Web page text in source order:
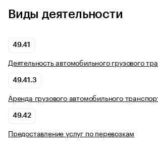
Виды деятельности
49.41
Деятельность автомобильного грузового
49.41.3
Аренда грузового автомобильного
49.42
Предоставление услуг по перевозкам